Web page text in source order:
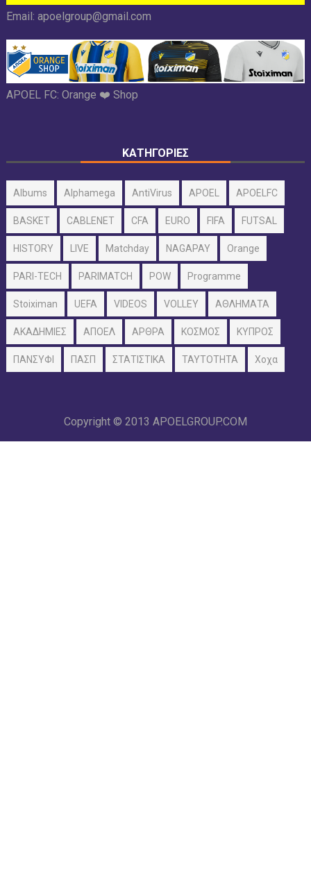
Email: apoelgroup@gmail.com
APOEL FC: Orange ❤️ Shop
ΚΑΤΗΓΟΡΙΕΣ
Albums Alphamega AntiVirus APOEL APOELFC
BASKET CABLENET CFA EURO FIFA FUTSAL
HISTORY LIVE Matchday NAGAPAY Orange
PARI-TECH PARIMATCH POW Programme
Stoiximan UEFA VIDEOS VOLLEY ΑΘΛΗΜΑΤΑ
ΑΚΑΔΗΜΙΕΣ ΑΠΟΕΛ ΑΡΘΡΑ ΚΟΣΜΟΣ ΚΥΠΡΟΣ
ΠΑΝΣΥΦΙ ΠΑΣΠ ΣΤΑΤΙΣΤΙΚΑ ΤΑΥΤΟΤΗΤΑ Χοχα
Copyright © 2013 APOELGROUP.COM